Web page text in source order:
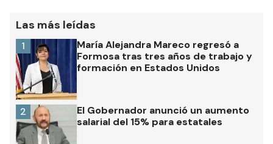
Las más leídas
María Alejandra Mareco regresó a
Formosa tras tres años de trabajo y
formación en Estados Unidos
1
El Gobernador anunció un aumento
salarial del 15% para estatales
2